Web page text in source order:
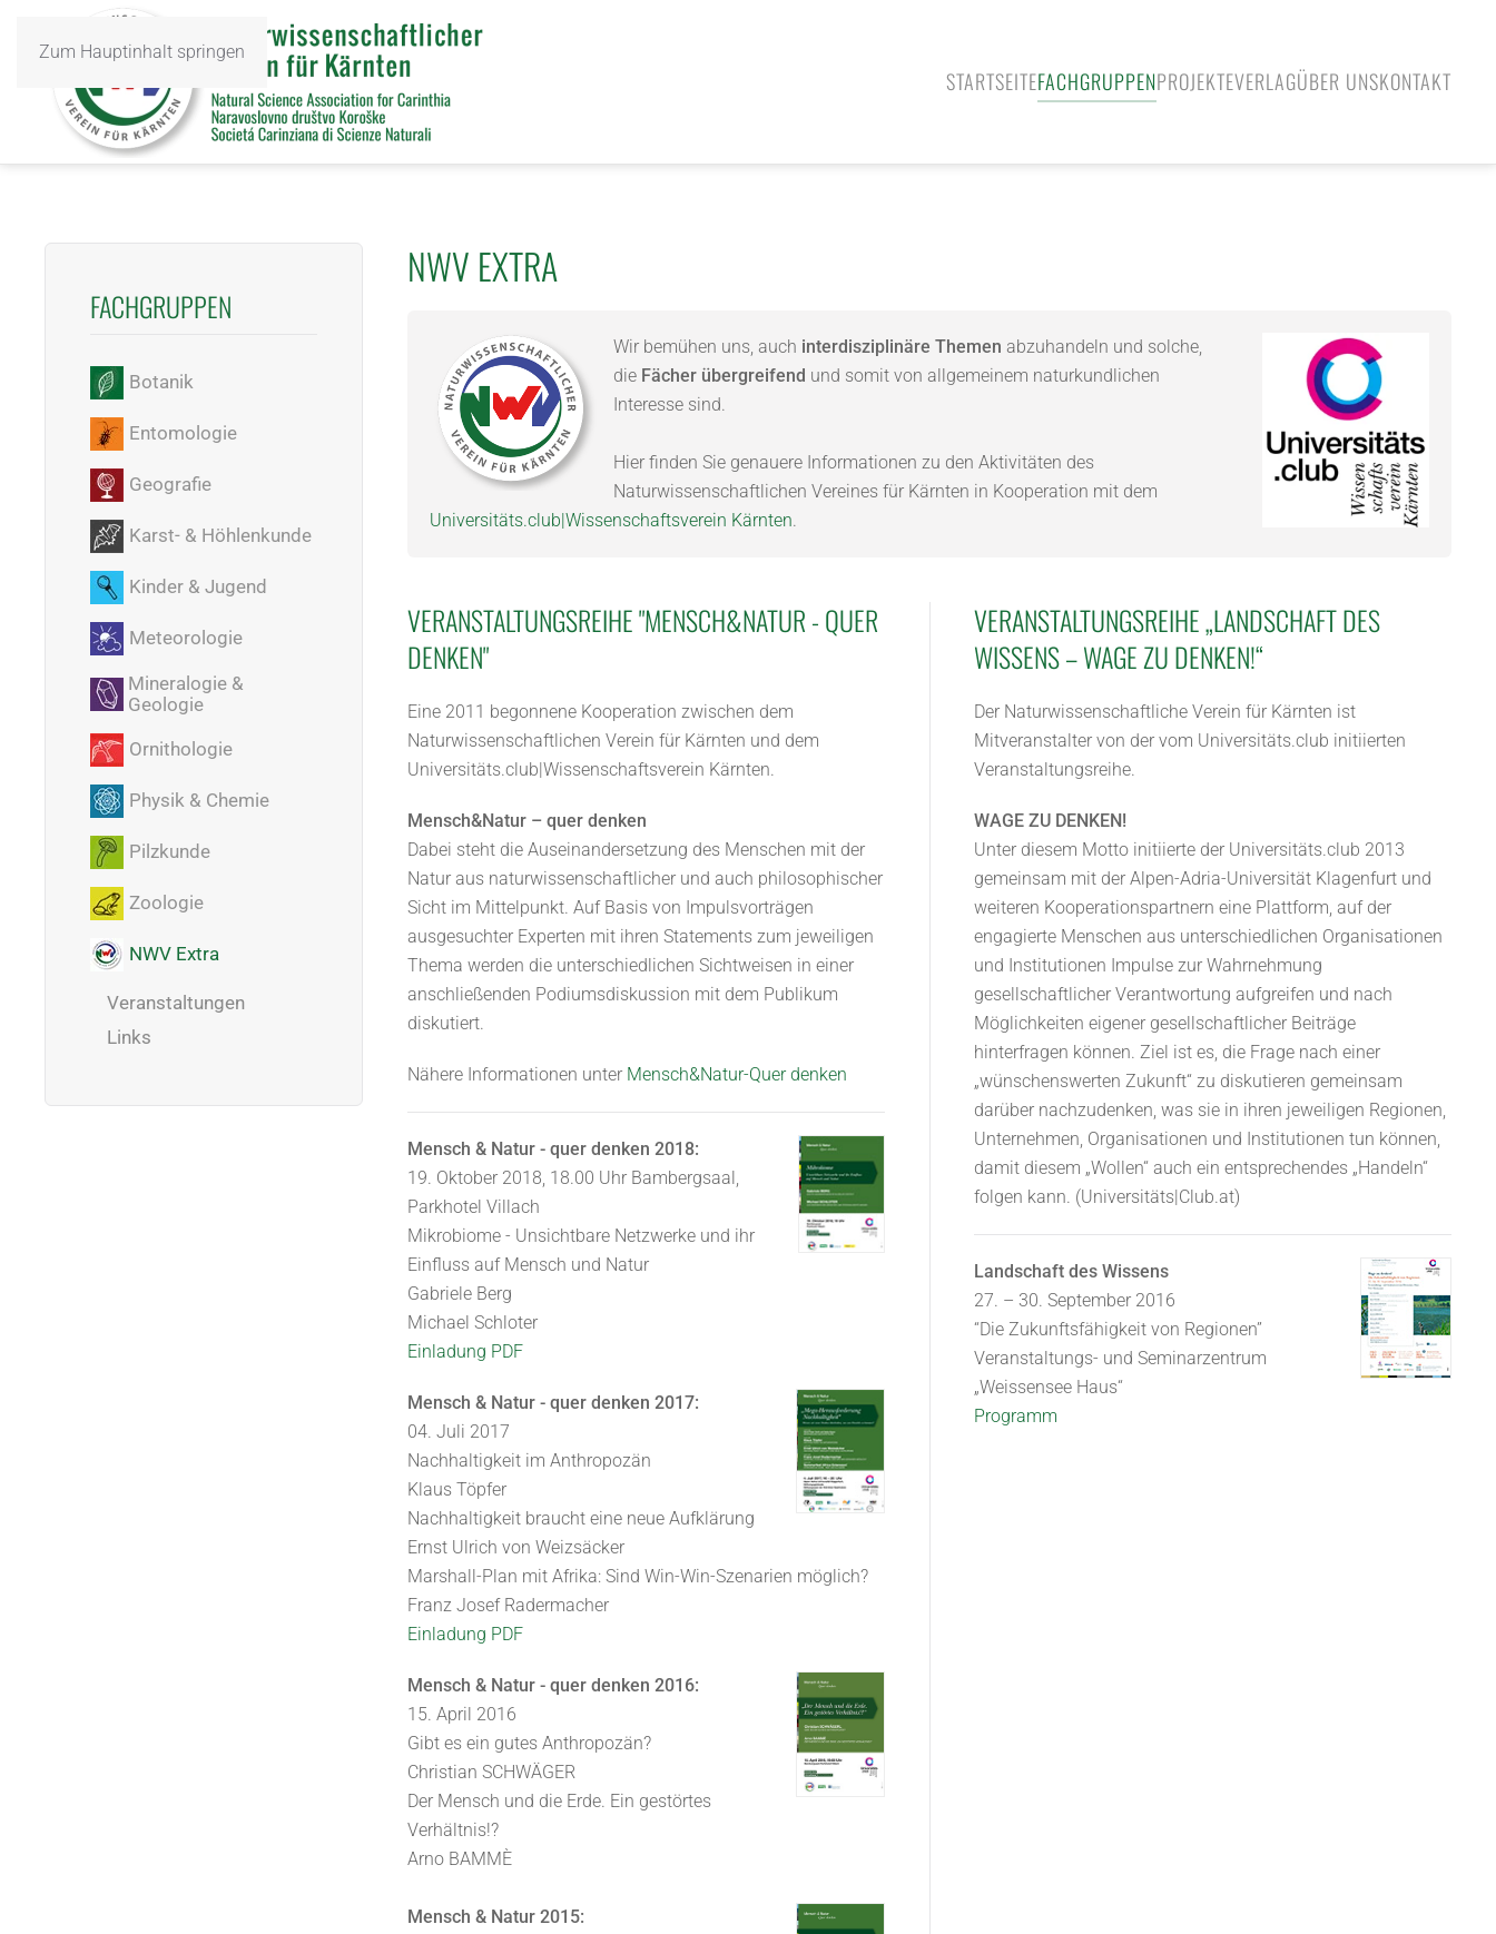
Zum Hauptinhalt springen
STARTSEITEFACHGRUPPENPROJEKTEVERLAGÜBER UNSKONTAKT
FACHGRUPPEN
Botanik
Entomologie
Geografie
Karst- & Höhlenkunde
Kinder & Jugend
Meteorologie
Mineralogie &
Geologie
Ornithologie
Physik & Chemie
Pilzkunde
Zoologie
NWV Extra
Veranstaltungen
Links
NWV EXTRA
Wir bemühen uns, auch interdisziplinäre Themen abzuhandeln und solche,
die Fächer übergreifend und somit von allgemeinem naturkundlichen
Interesse sind.
Hier finden Sie genauere Informationen zu den Aktivitäten des
Naturwissenschaftlichen Vereines für Kärnten in Kooperation mit dem
Universitäts.club|Wissenschaftsverein Kärnten.
VERANSTALTUNGSREIHE "MENSCH&NATUR - QUER
DENKEN"
Eine 2011 begonnene Kooperation zwischen dem
Naturwissenschaftlichen Verein für Kärnten und dem
Universitäts.club|Wissenschaftsverein Kärnten.
Mensch&Natur – quer denken
Dabei steht die Auseinandersetzung des Menschen mit der
Natur aus naturwissenschaftlicher und auch philosophischer
Sicht im Mittelpunkt. Auf Basis von Impulsvorträgen
ausgesuchter Experten mit ihren Statements zum jeweiligen
Thema werden die unterschiedlichen Sichtweisen in einer
anschließenden Podiumsdiskussion mit dem Publikum
diskutiert.
Nähere Informationen unter Mensch&Natur-Quer denken
Mensch & Natur - quer denken 2018:
19. Oktober 2018, 18.00 Uhr Bambergsaal,
Parkhotel Villach
Mikrobiome - Unsichtbare Netzwerke und ihr
Einfluss auf Mensch und Natur
Gabriele Berg
Michael Schloter
Einladung PDF
Mensch & Natur - quer denken 2017:
04. Juli 2017
Nachhaltigkeit im Anthropozän
Klaus Töpfer
Nachhaltigkeit braucht eine neue Aufklärung
Ernst Ulrich von Weizsäcker
Marshall-Plan mit Afrika: Sind Win-Win-Szenarien möglich?
Franz Josef Radermacher
Einladung PDF
Mensch & Natur - quer denken 2016:
15. April 2016
Gibt es ein gutes Anthropozän?
Christian SCHWÄGER
Der Mensch und die Erde. Ein gestörtes
Verhältnis!?
Arno BAMMÈ
Mensch & Natur 2015:
VERANSTALTUNGSREIHE „LANDSCHAFT DES
WISSENS – WAGE ZU DENKEN!“
Der Naturwissenschaftliche Verein für Kärnten ist
Mitveranstalter von der vom Universitäts.club initiierten
Veranstaltungsreihe.
WAGE ZU DENKEN!
Unter diesem Motto initiierte der Universitäts.club 2013
gemeinsam mit der Alpen-Adria-Universität Klagenfurt und
weiteren Kooperationspartnern eine Plattform, auf der
engagierte Menschen aus unterschiedlichen Organisationen
und Institutionen Impulse zur Wahrnehmung
gesellschaftlicher Verantwortung aufgreifen und nach
Möglichkeiten eigener gesellschaftlicher Beiträge
hinterfragen können. Ziel ist es, die Frage nach einer
„wünschenswerten Zukunft“ zu diskutieren gemeinsam
darüber nachzudenken, was sie in ihren jeweiligen Regionen,
Unternehmen, Organisationen und Institutionen tun können,
damit diesem „Wollen“ auch ein entsprechendes „Handeln“
folgen kann. (Universitäts|Club.at)
Landschaft des Wissens
27. – 30. September 2016
“Die Zukunftsfähigkeit von Regionen”
Veranstaltungs- und Seminarzentrum
„Weissensee Haus“
Programm